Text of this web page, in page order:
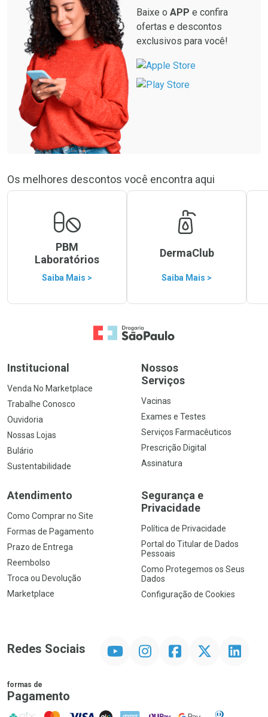
Baixe o APP e confira
ofertas e descontos
exclusivos para você!
Os melhores descontos você encontra aqui
PBM
Laboratórios
Saiba Mais >
DermaClub
Saiba Mais >
Ir para a Home
Institucional
Venda No Marketplace
Trabalhe Conosco
Ouvidoria
Nossas Lojas
Bulário
Sustentabilidade
Nossos
Serviços
Vacinas
Exames e Testes
Serviços Farmacêuticos
Prescrição Digital
Assinatura
Atendimento
Como Comprar no Site
Formas de Pagamento
Prazo de Entrega
Reembolso
Troca ou Devolução
Marketplace
Segurança e
Privacidade
Política de Privacidade
Portal do Titular de Dados
Pessoais
Como Protegemos os Seus
Dados
Configuração de Cookies
Redes Sociais InstagramFacebookTwitter Linkedin
formas de
Pagamento
PIX MasterCard
VISA ELO AMEX NuPay Google PayDiners Club